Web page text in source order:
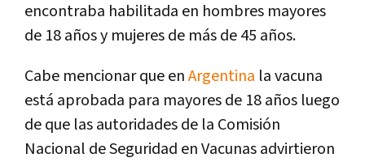
encontraba habilitada en hombres mayores
de 18 años y mujeres de más de 45 años.
Cabe mencionar que enArgentina la vacuna
está aprobada para mayores de 18 años luego
de que las autoridades de la Comisión
Nacional de Seguridad en Vacunas advirtieron